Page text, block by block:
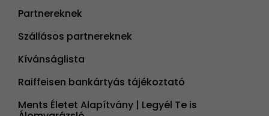
Partnereknek
Szállásos partnereknek
Kívánságlista
Raiffeisen bankártyás tájékoztató
Ments Életet Alapítvány | Legyél Te is